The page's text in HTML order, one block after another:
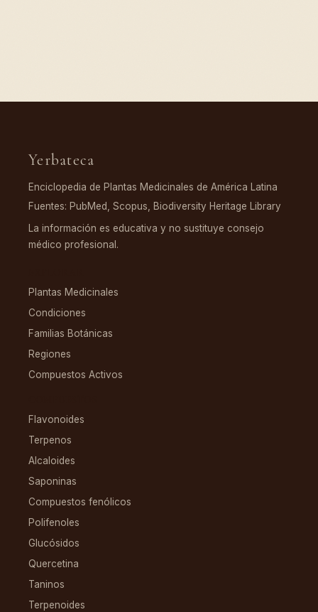
Yerbateca
Enciclopedia de Plantas Medicinales de América Latina
Fuentes: PubMed, Scopus, Biodiversity Heritage Library
La información es educativa y no sustituye consejo
médico profesional.
Plantas Medicinales
Condiciones
Familias Botánicas
Regiones
Compuestos Activos
Flavonoides
Terpenos
Alcaloides
Saponinas
Compuestos fenólicos
Polifenoles
Glucósidos
Quercetina
Taninos
Terpenoides